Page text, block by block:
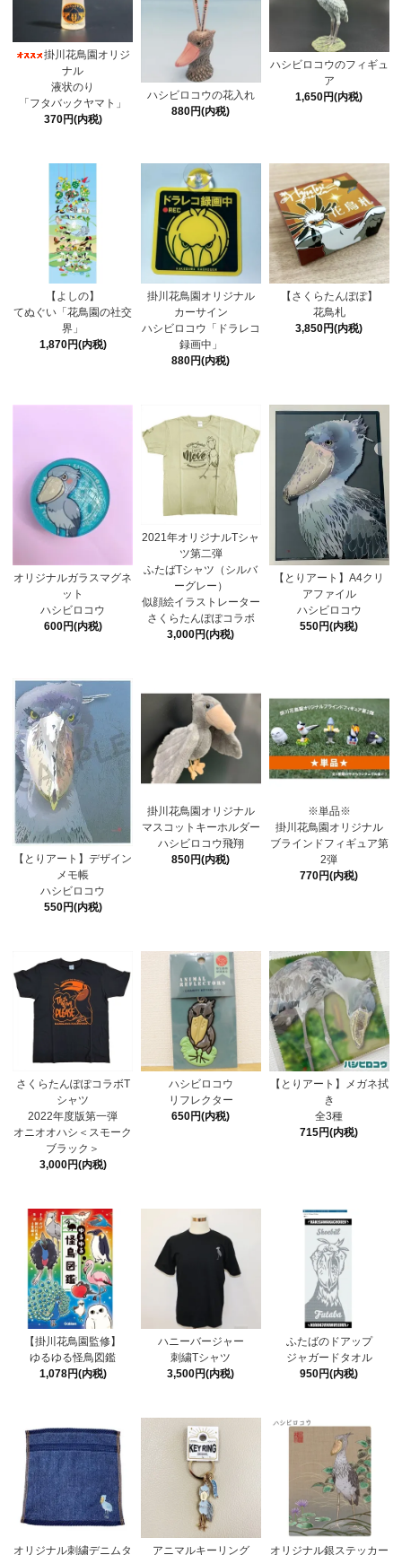
掛川花鳥園オリジ
ナル
液状のり
「フタバックヤマト」
370円(内税)
ハシビロコウの花入れ
880円(内税)
ハシビロコウのフィギュ
ア
1,650円(内税)
【よしの】
てぬぐい「花鳥園の社交
界」
1,870円(内税)
掛川花鳥園オリジナル
カーサイン
ハシビロコウ「ドラレコ
録画中」
880円(内税)
【さくらたんぽぽ】
花鳥札
3,850円(内税)
オリジナルガラスマグネ
ット
ハシビロコウ
600円(内税)
2021年オリジナルTシャ
ツ第二弾
ふたばTシャツ（シルバ
ーグレー）
似顔絵イラストレーター
さくらたんぽぽコラボ
3,000円(内税)
【とりアート】A4クリ
アファイル
ハシビロコウ
550円(内税)
【とりアート】デザイン
メモ帳
ハシビロコウ
550円(内税)
掛川花鳥園オリジナル
マスコットキーホルダー
ハシビロコウ飛翔
850円(内税)
※単品※
掛川花鳥園オリジナル
ブラインドフィギュア第
2弾
770円(内税)
さくらたんぽぽコラボT
シャツ
2022年度版第一弾
オニオオハシ＜スモーク
ブラック＞
3,000円(内税)
ハシビロコウ
リフレクター
650円(内税)
【とりアート】メガネ拭
き
全3種
715円(内税)
【掛川花鳥園監修】
ゆるゆる怪鳥図鑑
1,078円(内税)
ハニーバージャー
刺繍Tシャツ
3,500円(内税)
ふたばのドアップ
ジャガードタオル
950円(内税)
オリジナル刺繍デニムタ アニマルキーリング オリジナル銀ステッカー